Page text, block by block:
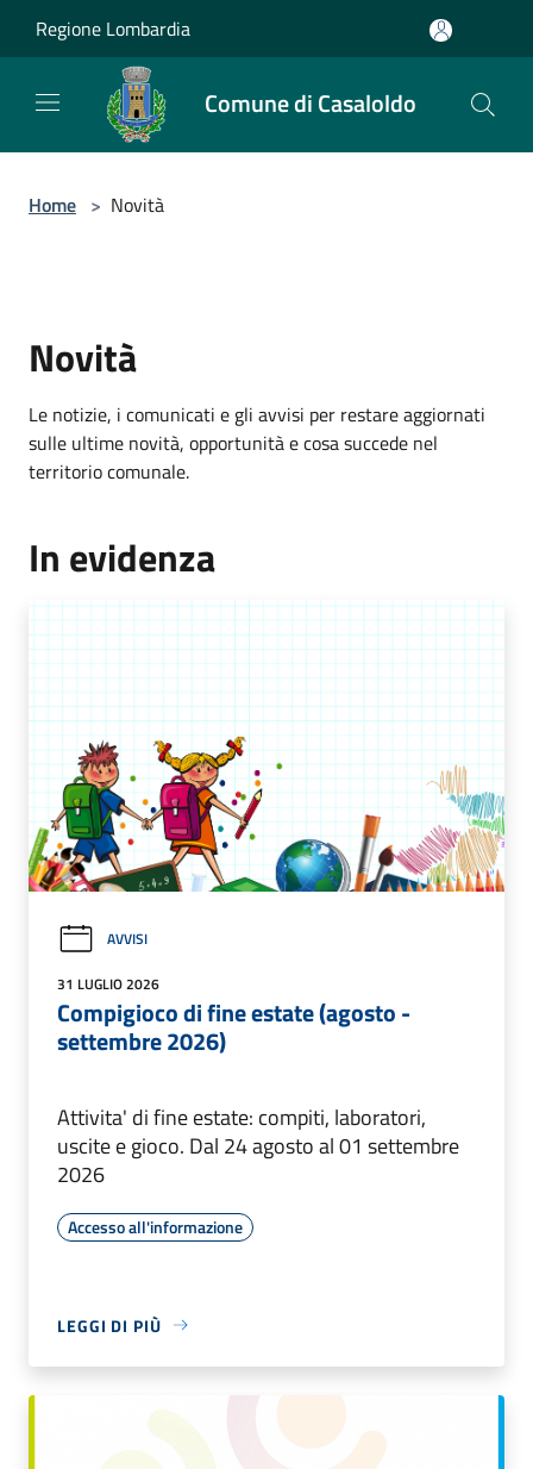
Regione Lombardia
Comune di Casaloldo
Home > Novità
Novità
Le notizie, i comunicati e gli avvisi per restare aggiornati
sulle ultime novità, opportunità e cosa succede nel
territorio comunale.
In evidenza
AVVISI
31 LUGLIO 2026
Compigioco di fine estate (agosto -
settembre 2026)
Attivita' di fine estate: compiti, laboratori,
uscite e gioco. Dal 24 agosto al 01 settembre
2026
Accesso all'informazione
LEGGI DI PIÙ